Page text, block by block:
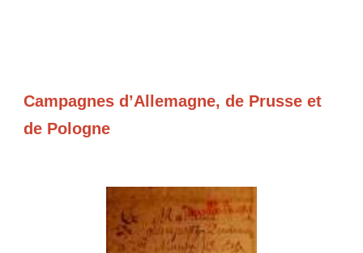
Campagnes d’Allemagne, de Prusse et
de Pologne